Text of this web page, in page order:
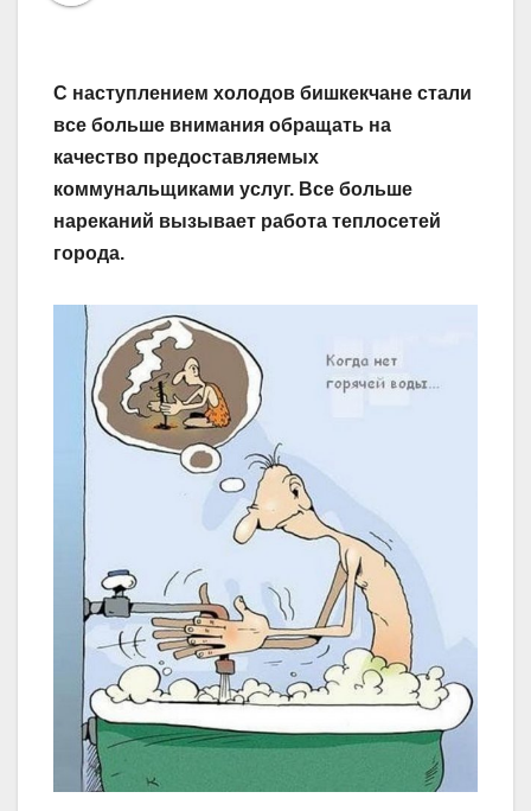
С наступлением холодов бишкекчане стали
все больше внимания обращать на
качество предоставляемых
коммунальщиками услуг. Все больше
нареканий вызывает работа теплосетей
города.